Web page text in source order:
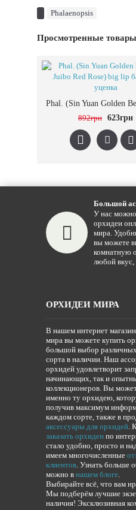
Phalaenopsis
Просмотренные товары
892грн 623грн
Большой
У нас
орхидеи
мира.
вы можете
комнатную
любой вкус,
ОРХИДЕИ МИРА
В нашем интернет
мира вы можете купить
большой выбор
сорта в наличии. Наш
орхидей удовлетворит
начинающих, так и
коллекционеров. Вы
именно ту орхидею,
получив максимум
каждом сорте, также в
аксессуары для орхидей.
заказать орхидеи по
стало удобно, просто и
имеем многочисленные
клиентов. Узнать больше
можно в нашем блоге.
Выбирайте всё, что вам
Мы подберём лучшие
наличия! Эксклюзивная